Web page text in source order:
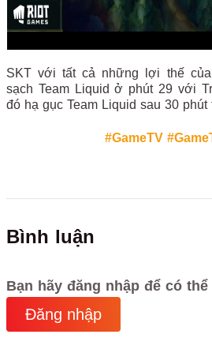
SKT với tất cả những lợi thế
sạch Team Liquid ở phút 29 với
đó hạ gục Team Liquid sau 30 phút
#GameTV
Bình luận
Bạn hãy đăng nhập để có
Đăng nhập